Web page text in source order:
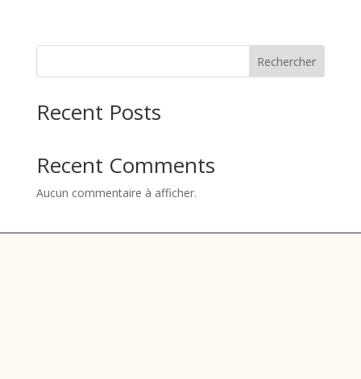
Rechercher
Recent Posts
Recent Comments
Aucun commentaire à afficher.